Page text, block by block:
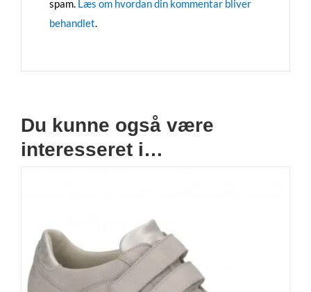
spam. Læs om hvordan din kommentar bliver
behandlet.
Du kunne også være
interesseret i…